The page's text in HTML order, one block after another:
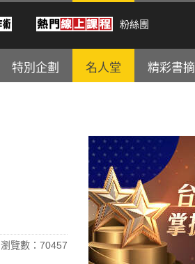
粉絲團
特別企劃 名人堂 精彩書摘
瀏覽數：70457